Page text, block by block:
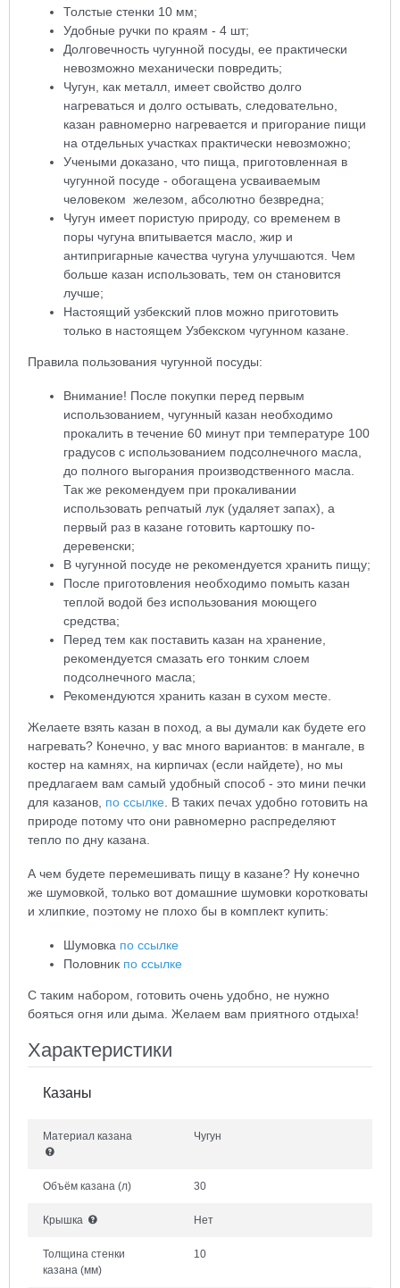
Толстые стенки 10 мм;
Удобные ручки по краям - 4 шт;
Долговечность чугунной посуды, ее практически
невозможно механически повредить;
Чугун, как металл, имеет свойство долго
нагреваться и долго остывать, следовательно,
казан равномерно нагревается и пригорание пищи
на отдельных участках практически невозможно;
Учеными доказано, что пища, приготовленная в
чугунной посуде - обогащена усваиваемым
человеком железом, абсолютно безвредна;
Чугун имеет пористую природу, со временем в
поры чугуна впитывается масло, жир и
антипригарные качества чугуна улучшаются. Чем
больше казан использовать, тем он становится
лучше;
Настоящий узбекский плов можно приготовить
только в настоящем Узбекском чугунном казане.
Правила пользования чугунной посуды:
Внимание! После покупки перед первым
использованием, чугунный казан необходимо
прокалить в течение 60 минут при температуре 100
градусов с использованием подсолнечного масла,
до полного выгорания производственного масла.
Так же рекомендуем при прокаливании
использовать репчатый лук (удаляет запах), а
первый раз в казане готовить картошку по-
деревенски;
В чугунной посуде не рекомендуется хранить пищу;
После приготовления необходимо помыть казан
теплой водой без использования моющего
средства;
Перед тем как поставить казан на хранение,
рекомендуется смазать его тонким слоем
подсолнечного масла;
Рекомендуются хранить казан в сухом месте.
Желаете взять казан в поход, а вы думали как будете его
нагревать? Конечно, у вас много вариантов: в мангале, в
костер на камнях, на кирпичах (если найдете), но мы
предлагаем вам самый удобный способ - это мини печки
для казанов, по ссылке. В таких печах удобно готовить на
природе потому что они равномерно распределяют
тепло по дну казана.
А чем будете перемешивать пищу в казане? Ну конечно
же шумовкой, только вот домашние шумовки коротковаты
и хлипкие, поэтому не плохо бы в комплект купить:
Шумовка по ссылке
Половник по ссылке
С таким набором, готовить очень удобно, не нужно
бояться огня или дыма. Желаем вам приятного отдыха!
Характеристики
Казаны
Материал казана Чугун
Объём казана (л) 30
Крышка Нет
Толщина стенки
казана (мм)
10